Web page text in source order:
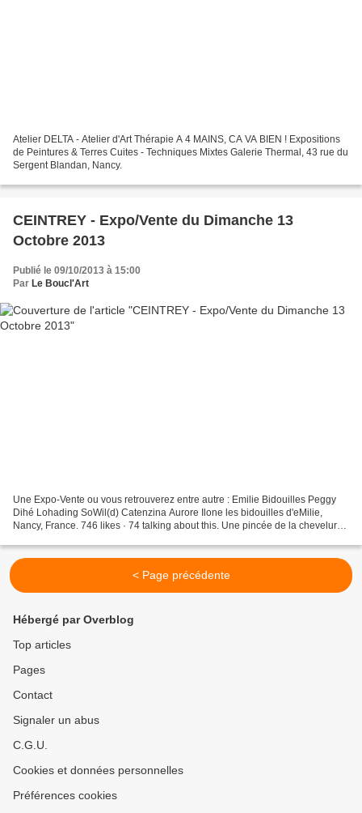
Atelier DELTA - Atelier d'Art Thérapie A 4 MAINS, CA VA BIEN ! Expositions
de Peintures & Terres Cuites - Techniques Mixtes Galerie Thermal, 43 rue du
Sergent Blandan, Nancy.
CEINTREY - Expo/Vente du Dimanche 13
Octobre 2013
Publié le 09/10/2013 à 15:00
Par Le Boucl'Art
Une Expo-Vente ou vous retrouverez entre autre : Emilie Bidouilles Peggy
Dihé Lohading SoWil(d) Catenzina Aurore Ilone les bidouilles d'eMilie,
Nancy, France. 746 likes · 74 talking about this. Une pincée de la chevelure
< Page précédente
Hébergé par Overblog
Top articles
Pages
Contact
Signaler un abus
C.G.U.
Cookies et données personnelles
Préférences cookies